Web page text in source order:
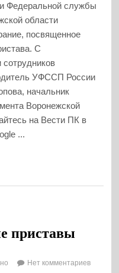
Федеральной службы
области
посвященное
С
УФССП России
начальник
Воронежской
на Вести ПК в
...
приставы
Нет комментариев